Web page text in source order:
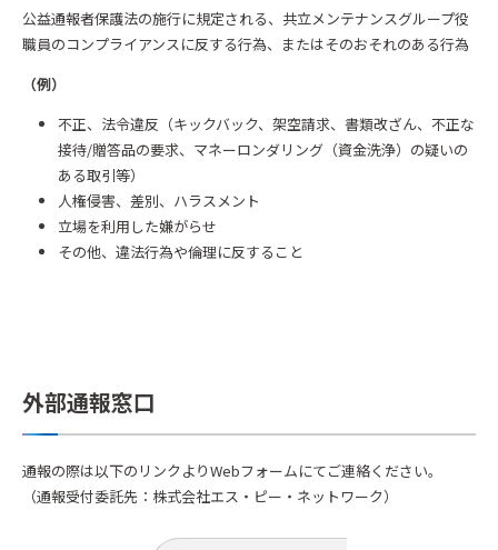
公益通報者保護法の施行に規定される、共立メンテナンスグループ役
職員のコンプライアンスに反する行為、またはそのおそれのある行為
（例）
不正、法令違反（キックバック、架空請求、書類改ざん、不正な
接待/贈答品の要求、マネーロンダリング（資金洗浄）の疑いの
ある取引等）
人権侵害、差別、ハラスメント
立場を利用した嫌がらせ
その他、違法行為や倫理に反すること
外部通報窓口
通報の際は以下のリンクよりWebフォームにてご連絡ください。
（通報受付委託先：株式会社エス・ピー・ネットワーク）